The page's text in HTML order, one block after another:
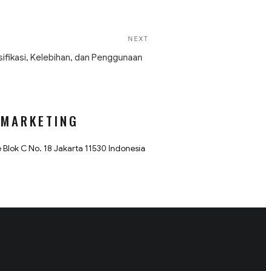
NEXT
Kelebihan, dan Penggunaan
C No. 18 Jakarta 11530 Indonesia